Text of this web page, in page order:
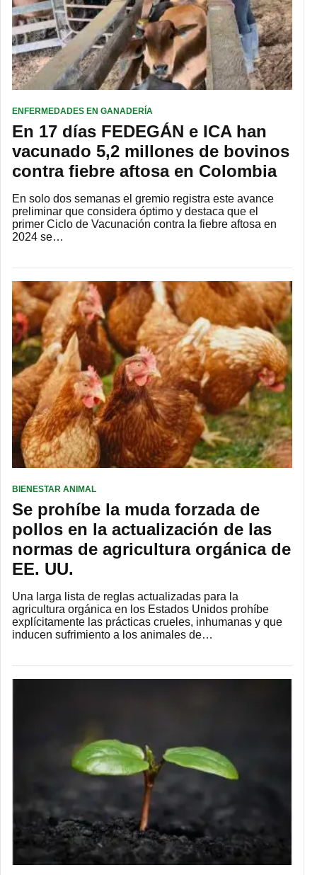
ENFERMEDADES EN GANADERÍA
En 17 días FEDEGÁN e ICA han
vacunado 5,2 millones de bovinos
contra fiebre aftosa en Colombia
En solo dos semanas el gremio registra este avance
preliminar que considera óptimo y destaca que el
primer Ciclo de Vacunación contra la fiebre aftosa en
2024 se…
BIENESTAR ANIMAL
Se prohíbe la muda forzada de
pollos en la actualización de las
normas de agricultura orgánica de
EE. UU.
Una larga lista de reglas actualizadas para la
agricultura orgánica en los Estados Unidos prohíbe
explícitamente las prácticas crueles, inhumanas y que
inducen sufrimiento a los animales de…